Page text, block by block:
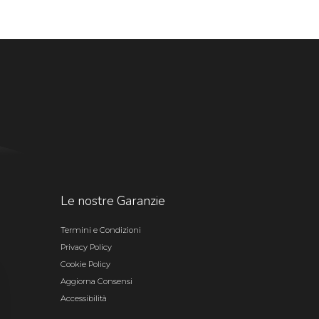
Le nostre Garanzie
Termini e Condizioni
Privacy Policy
Cookie Policy
Aggiorna Consensi
Accessibilità